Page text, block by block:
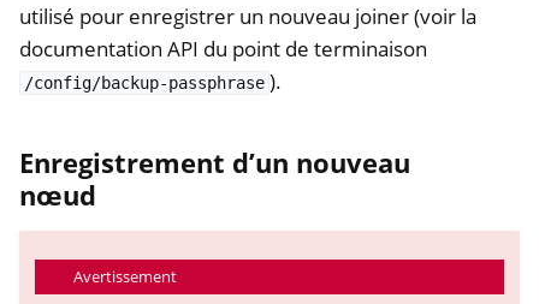
utilisé pour enregistrer un nouveau joiner (voir la
documentation API du point de terminaison
/config/backup-passphrase ).
Enregistrement d’un nouveau
nœud
Avertissement